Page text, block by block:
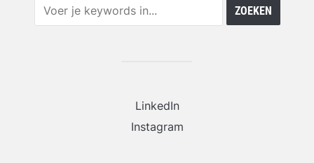
LinkedIn
Instagram